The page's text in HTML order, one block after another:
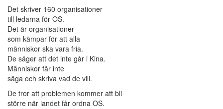
Det skriver 160 organisationer
till ledarna för OS.
Det är organisationer
som kämpar för att alla
människor ska vara fria.
De säger att det inte går i Kina.
Människor får inte
säga och skriva vad de vill.
De tror att problemen kommer att bli
större när landet får ordna OS.